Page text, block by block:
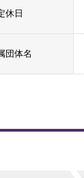
休日
団体名